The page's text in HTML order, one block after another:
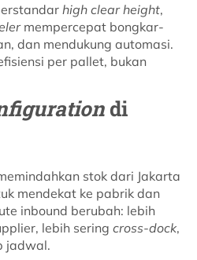
high clear height,
mempercepat bongkar-
dan mendukung automasi.
per pallet, bukan
di
stok dari Jakarta
mendekat ke pabrik dan
inbound berubah: lebih
lebih sering cross-dock,
jadwal.